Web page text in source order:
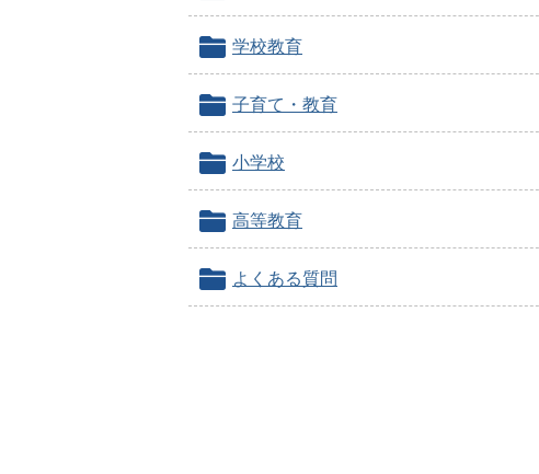
学校教育
子育て・教育
小学校
高等教育
よくある質問